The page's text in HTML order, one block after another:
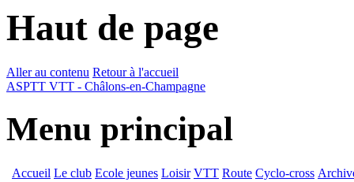
Haut de page
Aller au contenu Retour à l'accueil
ASPTT VTT - Châlons-en-Champagne
Menu principal
Accueil Le club Ecole jeunes Loisir VTT Route Cyclo-cross